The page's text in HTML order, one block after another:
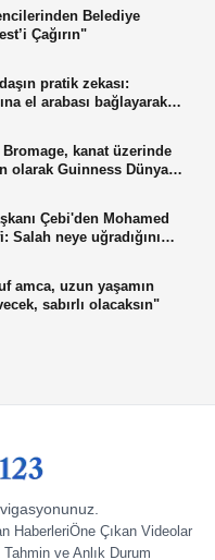
Belediye
Çağırın"
pratik zekası:
el arabası bağlayarak
Bromage, kanat üzerinde
olarak Guinness Dünya
Çebi'den Mohamed
Salah neye uğradığını
amca, uzun yaşamın
sabırlı olacaksın"
HaberleriÖne Çıkan Videolar
ve Anlık Durum